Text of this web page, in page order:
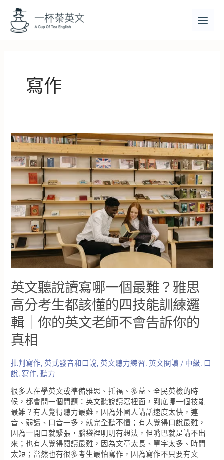
寫作
英文聽說讀寫哪一個最難？雅思
高分考生都該懂的四技能訓練邏
輯｜你的英文老師不會告訴你的
真相
批判寫作,英式發音和口說,英文聽力練習,英文閱讀 / 中級, 口
說, 寫作,聽力
很多人在學英文或準備雅思、托福、多益、全民英檢的時
候，都會問一個問題：英文聽說讀寫裡面，到底哪一個技能
最難？有人覺得聽力最難，因為外國人講話速度太快，連
音、弱讀、口音一多，就完全聽不懂；有人覺得口說最難，
因為一開口就緊張，腦袋裡明明有想法，但嘴巴就是講不出
來；也有人覺得閱讀最難，因為文章太長、單字太多、時間
太短；當然也有很多考生最怕寫作，因為寫作不只要有文